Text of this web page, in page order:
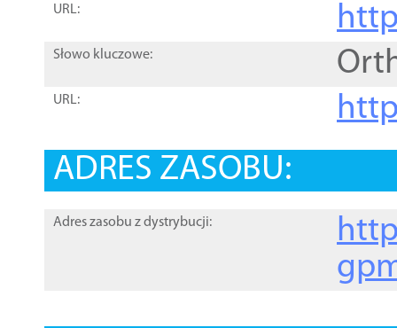
URL:
Słowo kluczowe:
URL:
ADRES ZASOBU:
Adres zasobu z dystrybucji: